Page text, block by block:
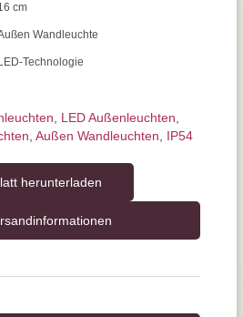
LED Außenleuchten
Außen Wandleuchten
IP54
herunterladen
cm
Wandleuchte
LED-Technologie